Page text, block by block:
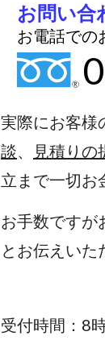
お問い合
お電話での
実際にお客様
談、 見積りの
立まで一切お
お手数ですが
とお伝えい
受付時間：8